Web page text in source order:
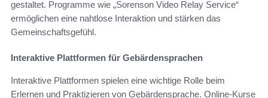
gestaltet. Programme wie „Sorenson Video Relay Service“
ermöglichen eine nahtlose Interaktion und stärken das
Gemeinschaftsgefühl.
Interaktive Plattformen für Gebärdensprachen
Interaktive Plattformen spielen eine wichtige Rolle beim
Erlernen und Praktizieren von Gebärdensprache. Online-Kurse